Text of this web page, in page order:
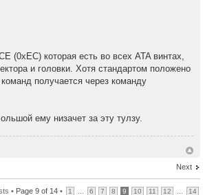
(0xEC) которая есть во всех ATA винтах,
и головки. Хотя стандартом положено
получается через команду
ему низачет за эту тулзу.
Next
• Page 9 of 14 • 1 6 7 8 9 10 11 12 14